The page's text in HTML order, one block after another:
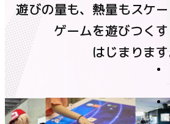
公式番組
イベントステージ
公式番組
遊びの量も、熱量もスケ
ゲームを遊びつく
はじまります